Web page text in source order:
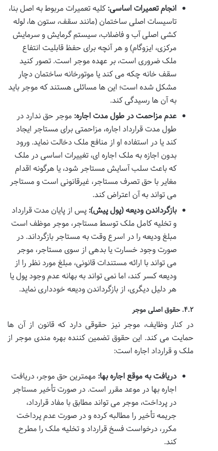
انجام تعمیرات اساسی: کلیه تعمیرات مربوط به اصل بنا،
تاسیسات اصلی ساختمان (مانند سقف، ستون ها، لوله
کشی اصلی آب و فاضلاب، سیستم گرمایش و سرمایش
مرکزی، ایزوگام) و هر آنچه برای حفظ قابلیت انتفاع
ملک ضروری است، بر عهده موجر است. تصور کنید
سقف خانه چکه می کند یا موتورخانه ساختمان دچار
مشکل شده است؛ این ها مسائلی هستند که موجر باید
به آن ها رسیدگی کند.
عدم مزاحمت در طول مدت اجاره: موجر حق ندارد در
طول مدت قرارداد اجاره، مزاحمتی برای مستاجر ایجاد
کند یا در استفاده او از منافع ملک دخالت نماید. ورود
بدون اجازه به ملک اجاره ای، تغییرات اساسی در ملک
که باعث سلب آسایش مستاجر شود، یا هرگونه اقدام
مغایر با حق تصرف مستاجر، غیرقانونی است و مستاجر
می تواند به آن اعتراض کند.
بازگرداندن ودیعه (پول پیش): پس از پایان مدت قرارداد
و تخلیه کامل ملک توسط مستاجر، موجر موظف است
مبلغ ودیعه را در اسرع وقت به مستاجر بازگرداند. در
صورت وجود خسارت یا بدهی از سوی مستاجر، موجر
می تواند با ارائه مستندات قانونی، مبلغ مورد نظر را از
ودیعه کسر کند، اما نمی تواند به بهانه عدم وجود پول یا
هر دلیل دیگری، از بازگرداندن ودیعه خودداری نماید.
۴.۲. حقوق اصلی موجر
در کنار وظایف، موجر نیز حقوقی دارد که قانون از آن ها
حمایت می کند. این حقوق تضمین کننده بهره مندی موجر از
ملک و قرارداد اجاره است:
دریافت به موقع اجاره بها: مهمترین حق موجر، دریافت
اجاره بها در موعد مقرر است. در صورت تأخیر مستاجر
در پرداخت، موجر می تواند مطابق با مفاد قرارداد،
جریمه تأخیر را مطالبه کرده و در صورت عدم پرداخت
مکرر، درخواست فسخ قرارداد و تخلیه ملک را مطرح
کند.